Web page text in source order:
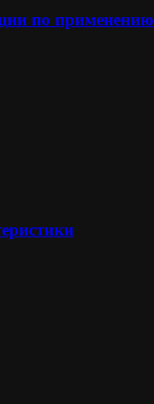
по применению